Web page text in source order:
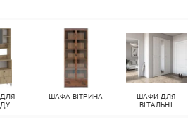
ШАФА ВІТРИНА
ШАФИ ДЛЯ
ВІТАЛЬНІ